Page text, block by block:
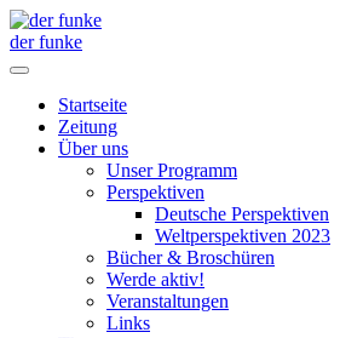
der funke
Startseite
Zeitung
Über uns
Unser Programm
Perspektiven
Deutsche Perspektiven
Weltperspektiven 2023
Bücher & Broschüren
Werde aktiv!
Veranstaltungen
Links